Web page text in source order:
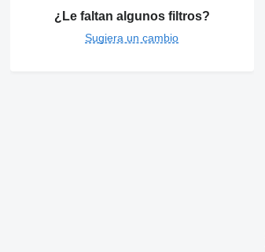
¿Le faltan algunos filtros?
Sugiera un cambio